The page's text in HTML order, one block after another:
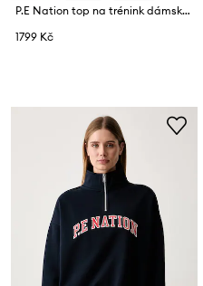
P.E Nation top na trénink dámský Forward
1799 Kč